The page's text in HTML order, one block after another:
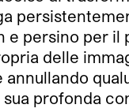
e persino per
delle
profonda